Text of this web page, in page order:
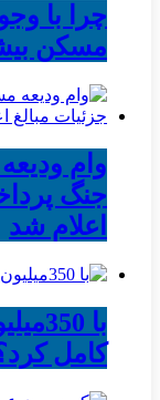
چرا با
مسکن
وام
جنگ
اعلام شد
با
کامل